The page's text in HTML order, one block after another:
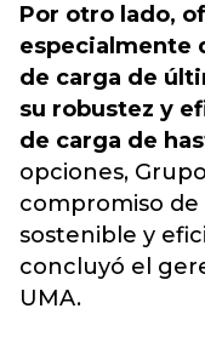
Por otro lado,
especialmente
de carga de
su robustez y
de carga de
opciones,
compromiso de
sostenible y
concluyó el
UMA.